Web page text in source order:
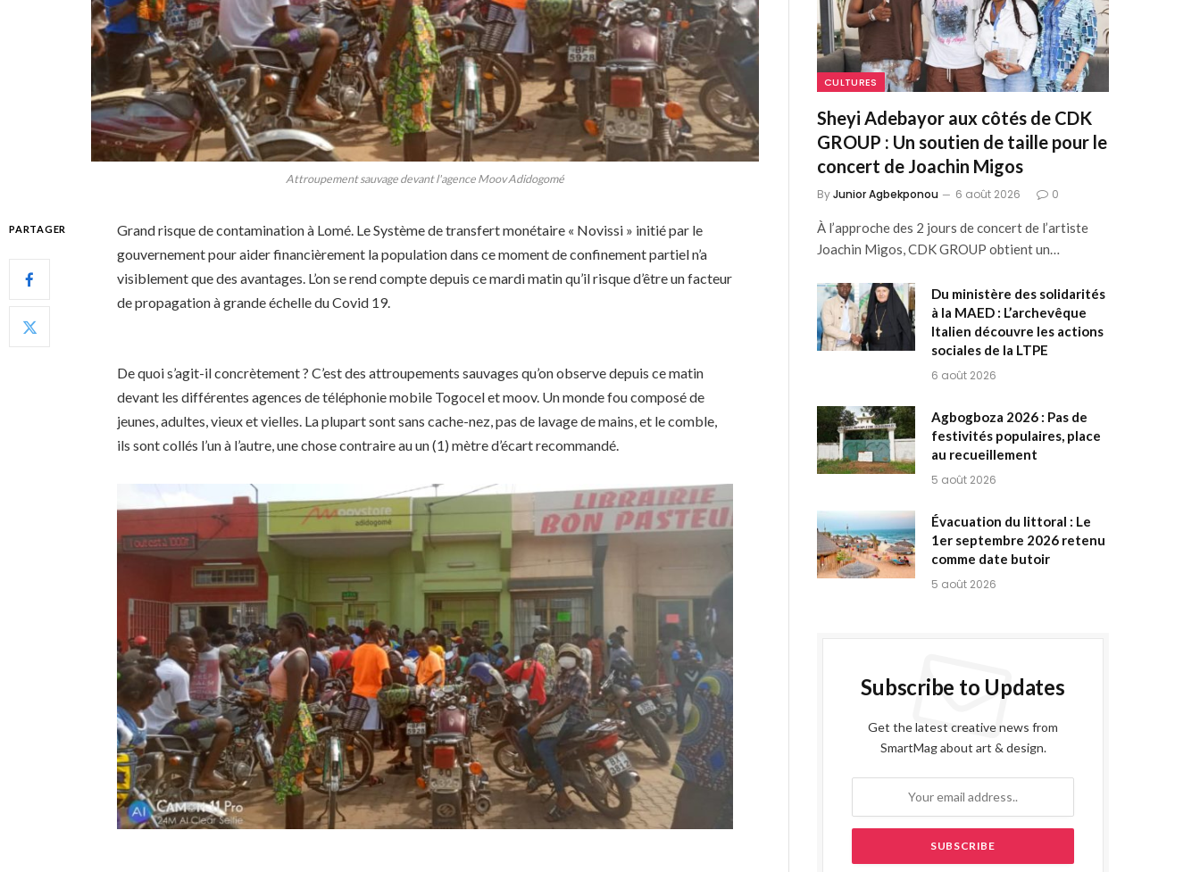
Attroupement sauvage devant l'agence Moov Adidogomé
PARTAGER
Grand risque de contamination à Lomé. Le Système de transfert monétaire « Novissi » initié par le
gouvernement pour aider financièrement la population dans ce moment de confinement partiel n’a
visiblement que des avantages. L’on se rend compte depuis ce mardi matin qu’il risque d’être un facteur
de propagation à grande échelle du Covid 19.
De quoi s’agit-il concrètement ? C’est des attroupements sauvages qu’on observe depuis ce matin
devant les différentes agences de téléphonie mobile Togocel et moov. Un monde fou composé de
jeunes, adultes, vieux et vielles. La plupart sont sans cache-nez, pas de lavage de mains, et le comble,
ils sont collés l’un à l’autre, une chose contraire au un (1) mètre d’écart recommandé.
CULTURES
Sheyi Adebayor aux côtés de CDK
GROUP : Un soutien de taille pour le
concert de Joachin Migos
ByJunior Agbekponou 6 août 2026 0
À l’approche des 2 jours de concert de l’artiste
Joachin Migos, CDK GROUP obtient un…
Du ministère des solidarités
à la MAED : L’archevêque
Italien découvre les actions
sociales de la LTPE
6 août 2026
Agbogboza 2026 : Pas de
festivités populaires, place
au recueillement
5 août 2026
Évacuation du littoral : Le
1er septembre 2026 retenu
comme date butoir
5 août 2026
Subscribe to Updates
Get the latest creative news from
SmartMag about art & design.